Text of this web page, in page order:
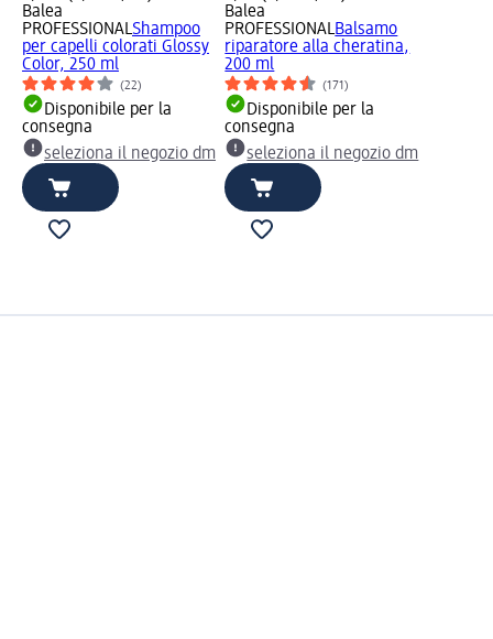
Balea
PROFESSIONALShampoo
per capelli colorati Glossy
Color, 250 ml
(22)
Disponibile per la
consegna
seleziona il negozio dm
Balea
PROFESSIONALBalsamo
riparatore alla cheratina,
200 ml
(171)
Disponibile per la
consegna
seleziona il negozio dm